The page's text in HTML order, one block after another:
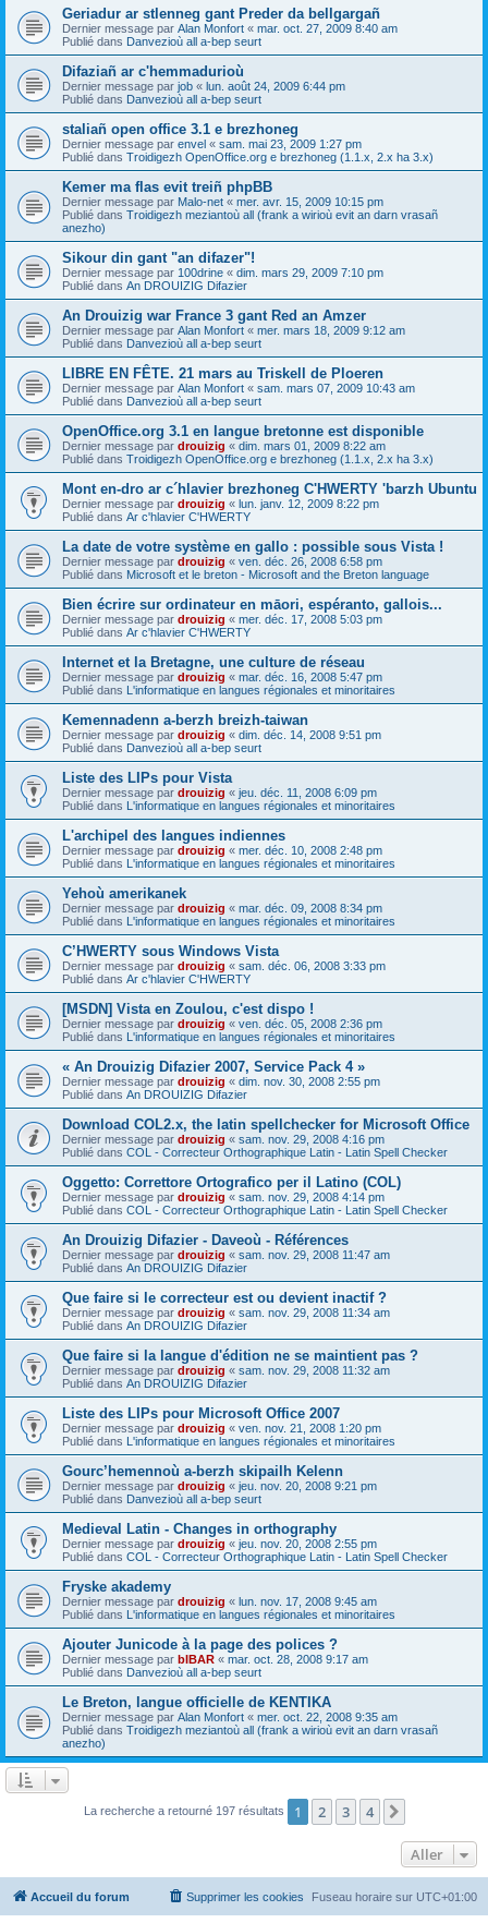
Geriadur ar stlenneg gant Preder da bellgargañ
Dernier message par Alan Monfort « mar. oct. 27, 2009 8:40 am
Publié dans Danvezioù all a-bep seurt
Difaziañ ar c'hemmadurioù
Dernier message par job « lun. août 24, 2009 6:44 pm
Publié dans Danvezioù all a-bep seurt
staliañ open office 3.1 e brezhoneg
Dernier message par envel « sam. mai 23, 2009 1:27 pm
Publié dans Troidigezh OpenOffice.org e brezhoneg (1.1.x, 2.x ha 3.x)
Kemer ma flas evit treiñ phpBB
Dernier message par Malo-net « mer. avr. 15, 2009 10:15 pm
Publié dans Troidigezh meziantoù all (frank a wirioù evit an darn vrasañ
anezho)
Sikour din gant "an difazer"!
Dernier message par 100drine « dim. mars 29, 2009 7:10 pm
Publié dans An DROUIZIG Difazier
An Drouizig war France 3 gant Red an Amzer
Dernier message par Alan Monfort « mer. mars 18, 2009 9:12 am
Publié dans Danvezioù all a-bep seurt
LIBRE EN FÊTE. 21 mars au Triskell de Ploeren
Dernier message par Alan Monfort « sam. mars 07, 2009 10:43 am
Publié dans Danvezioù all a-bep seurt
OpenOffice.org 3.1 en langue bretonne est disponible
Dernier message par drouizig « dim. mars 01, 2009 8:22 am
Publié dans Troidigezh OpenOffice.org e brezhoneg (1.1.x, 2.x ha 3.x)
Mont en-dro ar c´hlavier brezhoneg C'HWERTY 'barzh Ubuntu
Dernier message par drouizig « lun. janv. 12, 2009 8:22 pm
Publié dans Ar c'hlavier C'HWERTY
La date de votre système en gallo : possible sous Vista !
Dernier message par drouizig « ven. déc. 26, 2008 6:58 pm
Publié dans Microsoft et le breton - Microsoft and the Breton language
Bien écrire sur ordinateur en māori, espéranto, gallois...
Dernier message par drouizig « mer. déc. 17, 2008 5:03 pm
Publié dans Ar c'hlavier C'HWERTY
Internet et la Bretagne, une culture de réseau
Dernier message par drouizig « mar. déc. 16, 2008 5:47 pm
Publié dans L'informatique en langues régionales et minoritaires
Kemennadenn a-berzh breizh-taiwan
Dernier message par drouizig « dim. déc. 14, 2008 9:51 pm
Publié dans Danvezioù all a-bep seurt
Liste des LIPs pour Vista
Dernier message par drouizig « jeu. déc. 11, 2008 6:09 pm
Publié dans L'informatique en langues régionales et minoritaires
L'archipel des langues indiennes
Dernier message par drouizig « mer. déc. 10, 2008 2:48 pm
Publié dans L'informatique en langues régionales et minoritaires
Yehoù amerikanek
Dernier message par drouizig « mar. déc. 09, 2008 8:34 pm
Publié dans L'informatique en langues régionales et minoritaires
C’HWERTY sous Windows Vista
Dernier message par drouizig « sam. déc. 06, 2008 3:33 pm
Publié dans Ar c'hlavier C'HWERTY
[MSDN] Vista en Zoulou, c'est dispo !
Dernier message par drouizig « ven. déc. 05, 2008 2:36 pm
Publié dans L'informatique en langues régionales et minoritaires
« An Drouizig Difazier 2007, Service Pack 4 »
Dernier message par drouizig « dim. nov. 30, 2008 2:55 pm
Publié dans An DROUIZIG Difazier
Download COL2.x, the latin spellchecker for Microsoft Office
Dernier message par drouizig « sam. nov. 29, 2008 4:16 pm
Publié dans COL - Correcteur Orthographique Latin - Latin Spell Checker
Oggetto: Correttore Ortografico per il Latino (COL)
Dernier message par drouizig « sam. nov. 29, 2008 4:14 pm
Publié dans COL - Correcteur Orthographique Latin - Latin Spell Checker
An Drouizig Difazier - Daveoù - Références
Dernier message par drouizig « sam. nov. 29, 2008 11:47 am
Publié dans An DROUIZIG Difazier
Que faire si le correcteur est ou devient inactif ?
Dernier message par drouizig « sam. nov. 29, 2008 11:34 am
Publié dans An DROUIZIG Difazier
Que faire si la langue d'édition ne se maintient pas ?
Dernier message par drouizig « sam. nov. 29, 2008 11:32 am
Publié dans An DROUIZIG Difazier
Liste des LIPs pour Microsoft Office 2007
Dernier message par drouizig « ven. nov. 21, 2008 1:20 pm
Publié dans L'informatique en langues régionales et minoritaires
Gourc’hemennoù a-berzh skipailh Kelenn
Dernier message par drouizig « jeu. nov. 20, 2008 9:21 pm
Publié dans Danvezioù all a-bep seurt
Medieval Latin - Changes in orthography
Dernier message par drouizig « jeu. nov. 20, 2008 2:55 pm
Publié dans COL - Correcteur Orthographique Latin - Latin Spell Checker
Fryske akademy
Dernier message par drouizig « lun. nov. 17, 2008 9:45 am
Publié dans L'informatique en langues régionales et minoritaires
Ajouter Junicode à la page des polices ?
Dernier message par bIBAR « mar. oct. 28, 2008 9:17 am
Publié dans Danvezioù all a-bep seurt
Le Breton, langue officielle de KENTIKA
Dernier message par Alan Monfort « mer. oct. 22, 2008 9:35 am
Publié dans Troidigezh meziantoù all (frank a wirioù evit an darn vrasañ
anezho)
La recherche a retourné 197 résultats 1 2 3 4
Aller
Accueil du forum Fuseau horaire sur UTC+01:00
Supprimer les cookies